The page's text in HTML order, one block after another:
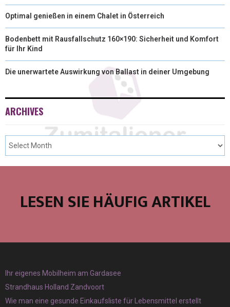
Optimal genießen in einem Chalet in Österreich
Bodenbett mit Rausfallschutz 160×190: Sicherheit und Komfort
für Ihr Kind
Die unerwartete Auswirkung von Ballast in deiner Umgebung
ARCHIVES
LESEN SIE HÄUFIG ARTIKEL
Ihr eigenes Mobilheim am Gardasee
Strandhaus Holland Zandvoort
Wie man eine gesunde Einkaufsliste für Lebensmittel erstellt